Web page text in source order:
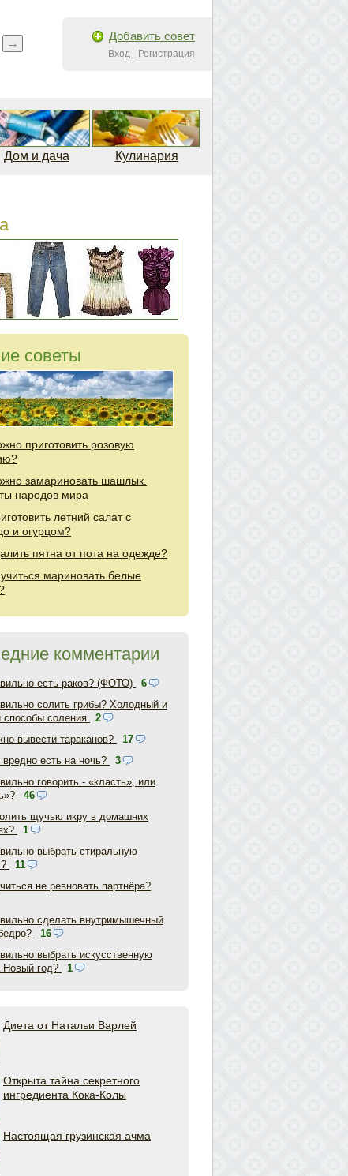
Добавить совет
Вход Регистрация
Дом и дача Кулинария
советы
приготовить розовую
замариновать шашлык.
народов мира
летний салат с
и огурцом?
пятна от пота на одежде?
мариновать белые
комментарии
есть раков? (ФОТО)
6
солить грибы? Холодный и
способы соления
2
вывести тараканов?
17
есть на ночь?
3
говорить - «класть», или
46
щучью икру в домашних
1
выбрать стиральную
11
не ревновать партнёра?
сделать внутримышечный
16
выбрать искусственную
Новый год?
1
Диета от Натальи Варлей
Открыта тайна секретного
ингредиента Кока-Колы
Настоящая грузинская ачма